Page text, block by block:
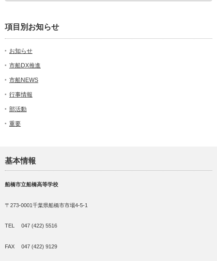
項目別お知らせ
お知らせ
市船DX推進
市船NEWS
行事情報
部活動
重要
基本情報
船橋市立船橋高等学校
〒273-0001千葉県船橋市市場4-5-1
TEL 047 (422) 5516
FAX 047 (422) 9129